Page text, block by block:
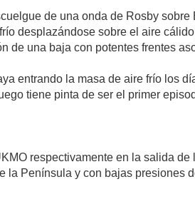
de una onda de Rosby
desplazándose sobre el aire
de una baja con potentes frentes
entrando la masa de aire frío los
tiene pinta de ser el primer
respectivamente en la salida
la Península y con bajas presiones